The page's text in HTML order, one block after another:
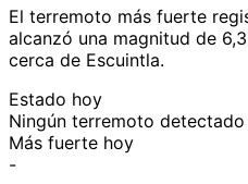
El terremoto más fuerte
alcanzó una magnitud de
cerca de Escuintla.
Estado hoy
Ningún terremoto
Más fuerte hoy
-